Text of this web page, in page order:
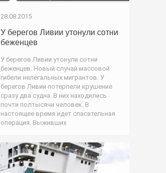
28.08.2015
У берегов Ливии утонули сотни
беженцев
У берегов Ливии утонули сотни
беженцев. Новый случай массовой
гибели нелегальных мигрантов. У
берегов Ливии потерпели крушение
сразу два судна. В них находились
почти полтысячи человек. В
настоящее время идет спасательная
операция. Выживших